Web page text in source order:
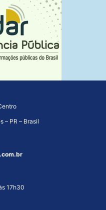
– PR – Brasil
17h30